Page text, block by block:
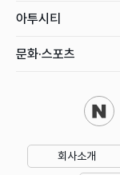
아투시티
문화·스포츠
회사소개